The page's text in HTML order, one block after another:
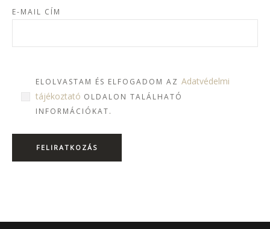
E-MAIL CÍM
ELOLVASTAM ÉS ELFOGADOM AZ Adatvédelmi
tájékoztató OLDALON TALÁLHATÓ
INFORMÁCIÓKAT.